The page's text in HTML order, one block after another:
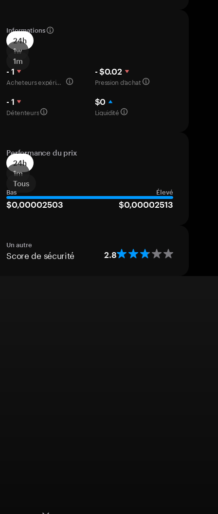
Informations
24h
1w
1m
- 1
Acheteurs expérimentés
- $0.02
Pression d’achat
- 1
Détenteurs
$0
Liquidité
Performance du prix
24h
1m
Tous
Bas Élevé
$0,00002503 $0,00002513
Un autre
Score de sécurité 2.8